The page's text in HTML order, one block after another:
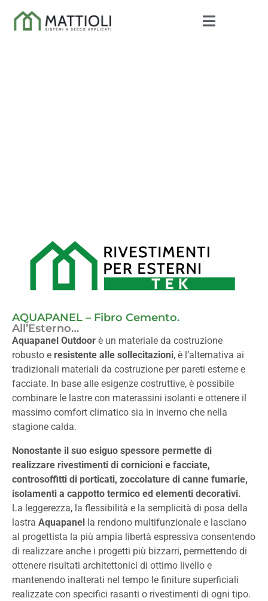
AQUAPANEL – Fibro Cemento.
All’Esterno…
Aquapanel Outdoor è un materiale da costruzione
robusto e resistente alle sollecitazioni, è l’alternativa ai
tradizionali materiali da costruzione per pareti esterne e
facciate. In base alle esigenze costruttive, è possibile
combinare le lastre con materassini isolanti e ottenere il
massimo comfort climatico sia in inverno che nella
stagione calda.
Nonostante il suo esiguo spessore permette di
realizzare rivestimenti di cornicioni e facciate,
controsoffitti di porticati, zoccolature di canne fumarie,
isolamenti a cappotto termico ed elementi decorativi.
La leggerezza, la flessibilità e la semplicità di posa della
lastra Aquapanel la rendono multifunzionale e lasciano
al progettista la più ampia libertà espressiva consentendo
di realizzare anche i progetti più bizzarri, permettendo di
ottenere risultati architettonici di ottimo livello e
mantenendo inalterati nel tempo le finiture superficiali
realizzate con specifici rasanti o rivestimenti di ogni tipo.